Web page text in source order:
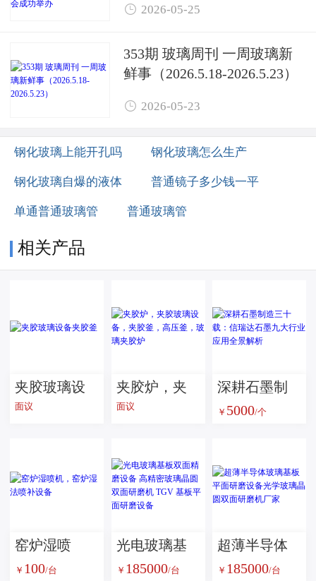
办
 2026-05-25
353期 玻璃周刊 一周玻璃新
鲜事（2026.5.18-2026.5.23）
 2026-05-23
钢化玻璃上能开孔吗 钢化玻璃怎么生产
钢化玻璃自爆的液体 普通镜子多少钱一平
单通普通玻璃管 普通玻璃管
相关产品
夹胶玻璃设
备夹胶釜
面议
夹胶炉，夹
胶玻璃设
釜，高压
釜，玻璃夹
胶炉
面议
深耕石墨制
造三十载：
用全景解析
￥ 5000/个
窑炉湿喷
机，窑炉湿
￥ 100/台
光电玻璃基
板双面精磨
￥ 185000/台
超薄半导体
玻璃基板平
￥ 185000/台